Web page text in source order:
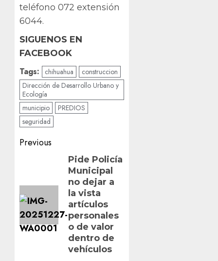
teléfono 072 extensión
6044.
SIGUENOS EN
FACEBOOK
Tags: chihuahua
construccion
Dirección de Desarrollo Urbano y
Ecología
municipio
PREDIOS
seguridad
Post
navigation
Previous
Pide Policía
Municipal
no dejar a
la vista
artículos
personales
o de valor
dentro de
vehículos